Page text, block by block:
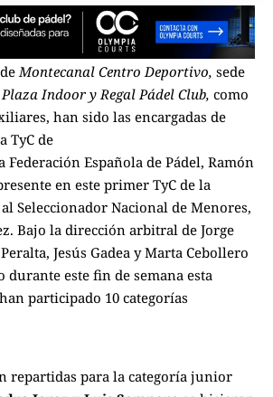
Montecanal Centro Deportivo, sede
Indoor y Regal Pádel Club, como
han sido las encargadas de
TyC de
Federación Española de Pádel, Ramón
en este primer TyC de la
Seleccionador Nacional de Menores,
Bajo la dirección arbitral de Jorge
Jesús Gadea y Marta Cebollero
durante este fin de semana esta
participado 10 categorías
repartidas para la categoría junior